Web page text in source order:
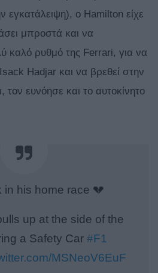
εγκατάλειψη), ο Hamilton είχε
μπροστά και να
καλό ρυθμό της Ferrari, για να
Hadjar και να βρεθεί στην
τον ευνόησε και το αυτοκίνητο
in his home race 💔
up at the side of the
a Safety Car #F1
MSNeoV6EuF